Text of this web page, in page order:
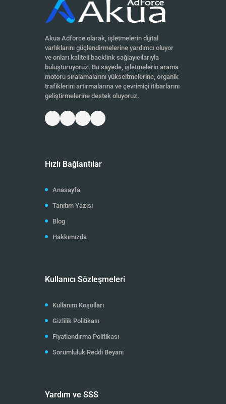
Akua Adforce olarak, işletmelerin dijital
varlıklarını güçlendirmelerine yardımcı oluyor
ve onları kaliteli backlink sağlayıcılarıyla
buluşturuyoruz. Bu sayede, işletmelerin arama
motoru sıralamalarını yükseltmelerine, organik
trafiklerini artırmalarına ve çevrimiçi itibarlarını
geliştirmelerine destek oluyoruz.
Hızlı Bağlantılar
Anasayfa
Tanıtım Yazısı
Blog
Hakkımızda
Kullanıcı Sözleşmeleri
Kullanım Koşulları
Gizlilik Politikası
Fiyatlandırma Politikası
Sorumluluk Reddi Beyanı
Yardım ve SSS